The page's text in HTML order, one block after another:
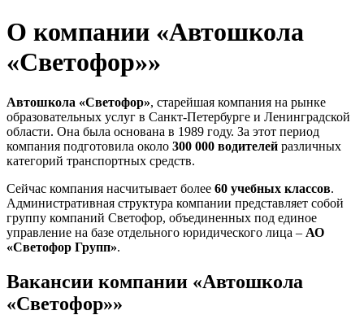
О компании «Автошкола
«Светофор»»
Автошкола «Светофор», старейшая компания на рынке
образовательных услуг в Санкт-Петербурге и Ленинградской
области. Она была основана в 1989 году. За этот период
компания подготовила около 300 000 водителей различных
категорий транспортных средств.
Сейчас компания насчитывает более 60 учебных классов.
Административная структура компании представляет собой
группу компаний Светофор, объединенных под единое
управление на базе отдельного юридического лица – АО
«Светофор Групп».
Вакансии компании «Автошкола
«Светофор»»